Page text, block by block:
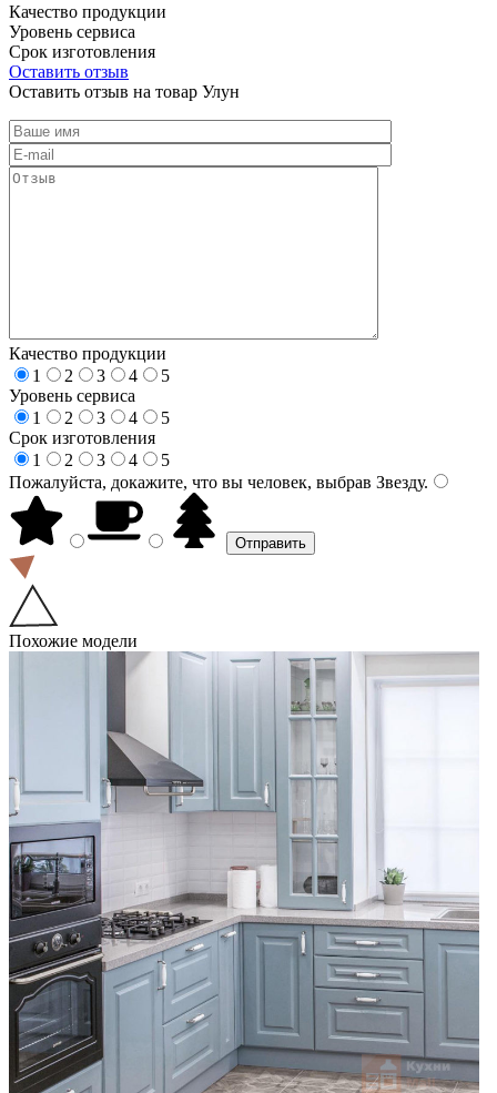
Качество продукции
Уровень сервиса
Срок изготовления
Оставить отзыв
Оставить отзыв на товар Улун
Качество продукции
1
2 3 4
5
Уровень сервиса
1
2 3 4
5
Срок изготовления
1
2 3 4
5
Пожалуйста, докажите, что вы человек, выбрав Звезду.
Похожие модели